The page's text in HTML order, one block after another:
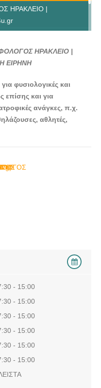
ΗΡΑΚΛΕΙΟ |
ΗΡΑΚΛΕΙΟ |
ΗΡΑΚΛΕΙΟ |
ΕΙΡΗΝΗ
φυσιολογικές και
επίσης και για
ανάγκες, π.χ.
αθλητές,
- 15:00
- 15:00
- 15:00
- 15:00
- 15:00
- 15:00